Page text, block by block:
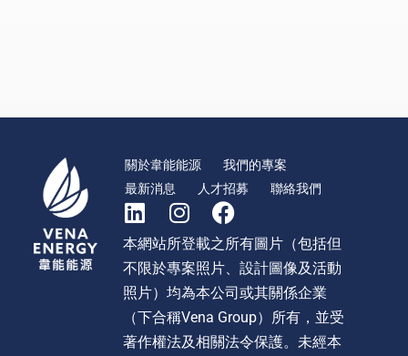
關於韋能能源
我們的專案
最新消息
人才招募 聯絡我們
本網站所登載之所有圖片（包括但
不限於專案照片、設計圖像及活動
照片）均為本公司或其關係企業
（下合稱Vena Group）所有，並受
著作權法及相關法令保護。未經本